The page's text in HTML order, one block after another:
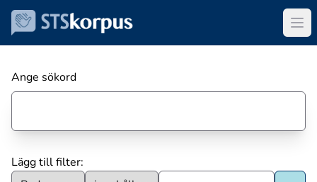
Ange sökord
Lägg till filter: